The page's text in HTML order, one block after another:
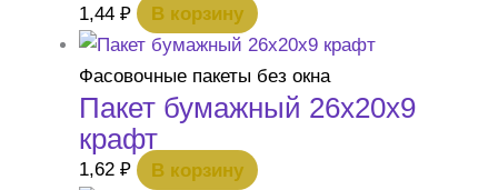
1,44 ₽ В корзину
Фасовочные пакеты без окна
Пакет бумажный 26х20х9
крафт
1,62 ₽ В корзину